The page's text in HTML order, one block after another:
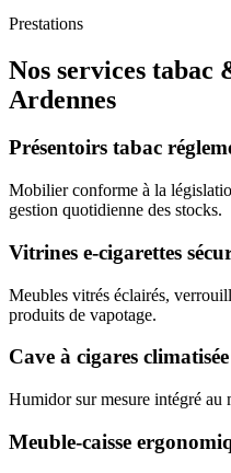
Prestations
Nos services tabac
Ardennes
Présentoirs tabac
Mobilier conforme à la
gestion quotidienne des stocks.
Vitrines e-cigarettes
Meubles vitrés éclairés,
produits de vapotage.
Cave à cigares climatisée
Humidor sur mesure intégré
Meuble-caisse